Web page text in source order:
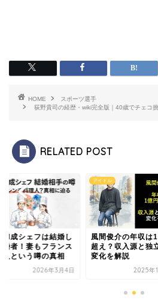
HOME
スポーツ選手
荻野貴司の経歴・wiki完全版｜40歳でチェコ
RELATED POST
和成シェフは結婚し
婚者！妻もフランス
人という噂の真相
2026年3月4日
アイドル
風間俊介の年収は
超え？収入源と独
変化を解説
2025年